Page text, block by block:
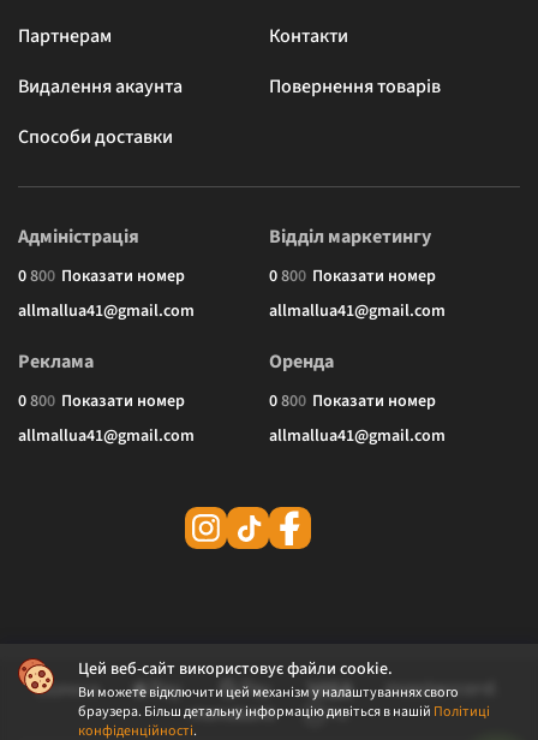
Цей веб-сайт використовує файли cookie.
Ви можете відключити цей механізм у налаштуваннях свого
браузера. Більш детальну інформацію дивіться в нашій Політиці
конфіденційності.
Партнерам
Контакти
Видалення акаунта
Повернення товарів
Способи доставки
Адміністрація
0800 Показати номер
allmallua41@gmail.com
Відділ маркетингу
0800 Показати номер
allmallua41@gmail.com
Реклама
0800 Показати номер
allmallua41@gmail.com
Оренда
0800 Показати номер
allmallua41@gmail.com